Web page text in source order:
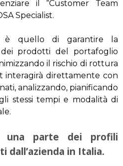
il “Customer Team
Specialist.
è quello di garantire la
prodotti del portafoglio
il rischio di rottura
interagirà direttamente con
analizzando, pianificando
stessi tempi e modalità di
una parte dei profili
dall’azienda in Italia.